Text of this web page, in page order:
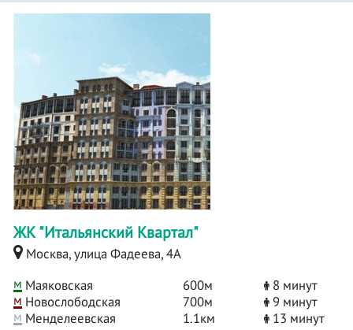
ЖК "Итальянский Квартал"
Москва, улица Фадеева, 4А
м Маяковская 600м
8 минут
м Новослободская 700м
9 минут
м Менделеевская 1.1км
13 минут